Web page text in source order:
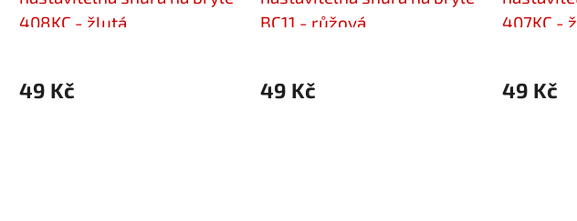
408KC - žlutá
49 Kč
BC11 - růžová
49 Kč
407KC -
49 Kč